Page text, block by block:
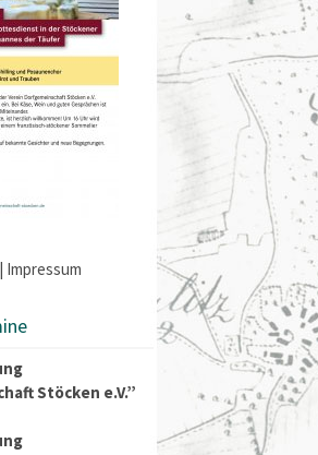
| Impressum
Stöcken e.V.”